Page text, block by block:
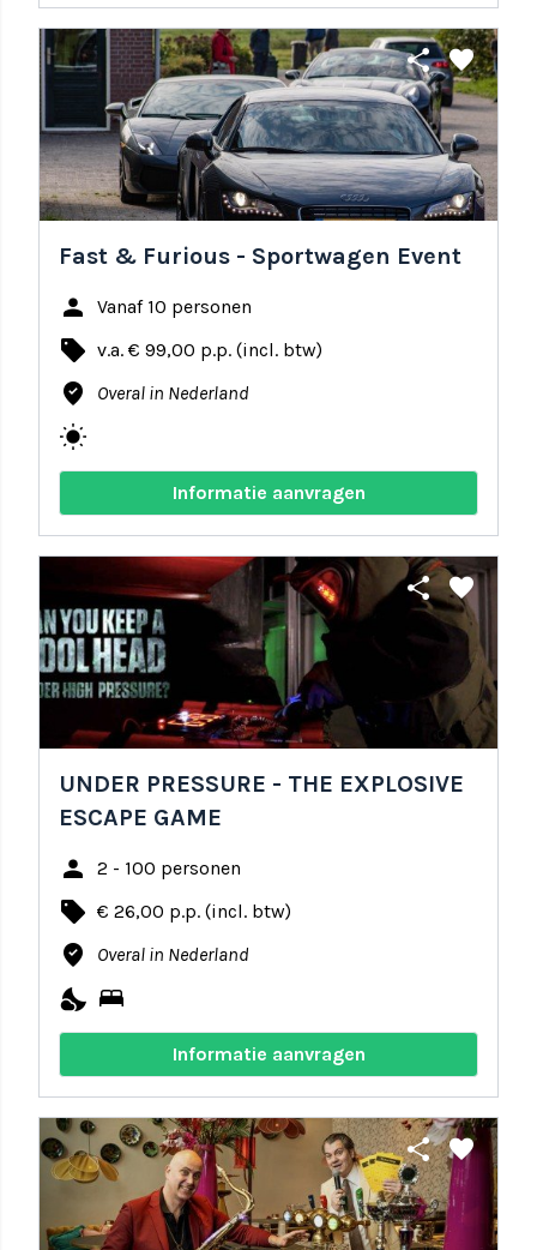
share favorite
Fast & Furious - Sportwagen Event
person Vanaf 10 personen
local_offer v.a. € 99,00 p.p. (incl. btw)
where_to_vote Overal in Nederland
wb_sunny
Informatie aanvragen
share favorite
UNDER PRESSURE - THE EXPLOSIVE
ESCAPE GAME
person 2 - 100 personen
local_offer € 26,00 p.p. (incl. btw)
where_to_vote Overal in Nederland
nights_stay bed
Informatie aanvragen
share favorite